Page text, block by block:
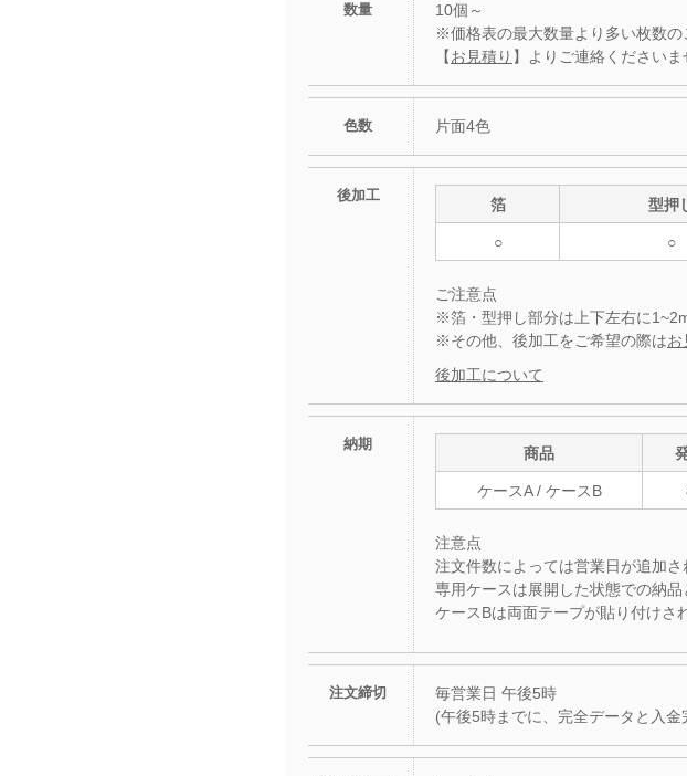
数量
10個～
※価格表の最大数量より多い枚数
【お見積り 】よりご連絡くださいま
色数 片面4色
後加工
箔 型押
○ ○
ご注意点
※箔・型押し部分は上下左右に
※その他、後加工をご希望の際はお
後加工について
納期
商品
ケースA / ケースB
注意点
注文件数によっては営業日が追加
専用ケースは展開した状態での納
ケースBは両面テープが貼り付けさ
注文締切
毎営業日 午後5時
(午後5時までに、完全データと入